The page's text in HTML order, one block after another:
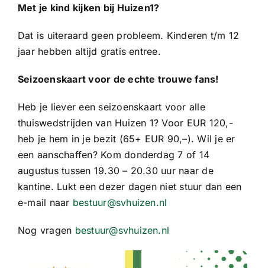
Met je kind kijken bij Huizen1?
Dat is uiteraard geen probleem. Kinderen t/m 12
jaar hebben altijd gratis entree.
Seizoenskaart voor de echte trouwe fans!
Heb je liever een seizoenskaart voor alle
thuiswedstrijden van Huizen 1? Voor EUR 120,-
heb je hem in je bezit (65+ EUR 90,–). Wil je er
een aanschaffen? Kom donderdag 7 of 14
augustus tussen 19.30 – 20.30 uur naar de
kantine. Lukt een dezer dagen niet stuur dan een
e-mail naar bestuur@svhuizen.nl
Nog vragen bestuur@svhuizen.nl